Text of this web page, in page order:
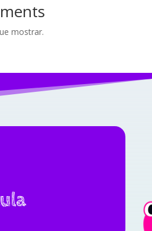
mostrar.